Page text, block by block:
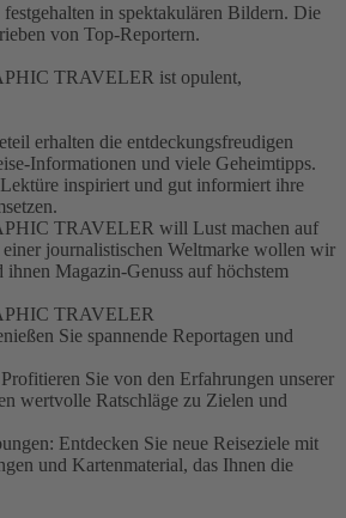
in spektakulären Bildern. Die
von Top-Reportern.
TRAVELER ist opulent,
erhalten die entdeckungsfreudigen
Informationen und viele Geheimtipps.
inspiriert und gut informiert ihre
TRAVELER will Lust machen auf
journalistischen Weltmarke wollen wir
ihnen Magazin-Genuss auf höchstem
TRAVELER
Sie spannende Reportagen und
Sie von den Erfahrungen unserer
wertvolle Ratschläge zu Zielen und
Entdecken Sie neue Reiseziele mit
und Kartenmaterial, das Ihnen die